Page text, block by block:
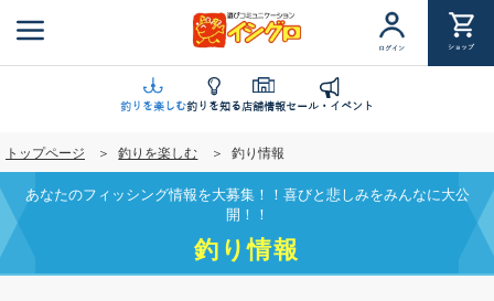
ン
に
移
動
ログイン ショップ
釣りを楽しむ釣りを知る店舗情報セール・イベント
トップページ 釣りを楽しむ 釣り情報
あなたのフィッシング情報を大募集！！喜びと悲しみをみんなに大公
開！！
釣り情報